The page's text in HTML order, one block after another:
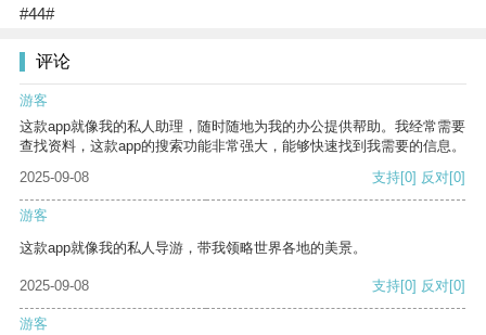
#44#
评论
游客
这款app就像我的私人助理，随时随地为我的办公提供帮助。我经常需要
查找资料，这款app的搜索功能非常强大，能够快速找到我需要的信息。
2025-09-08
支持[0] 反对[0]
游客
这款app就像我的私人导游，带我领略世界各地的美景。
2025-09-08 支持[0] 反对[0]
游客